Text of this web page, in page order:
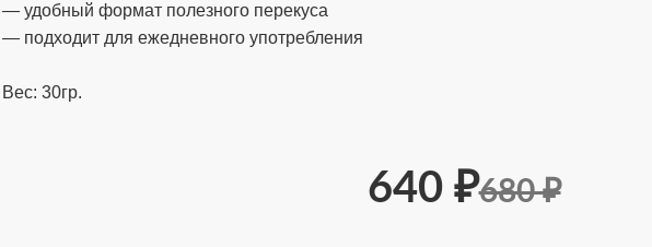
— удобный формат полезного перекуса
— подходит для ежедневного употребления
Вес: 30гр.
640 ₽680 ₽